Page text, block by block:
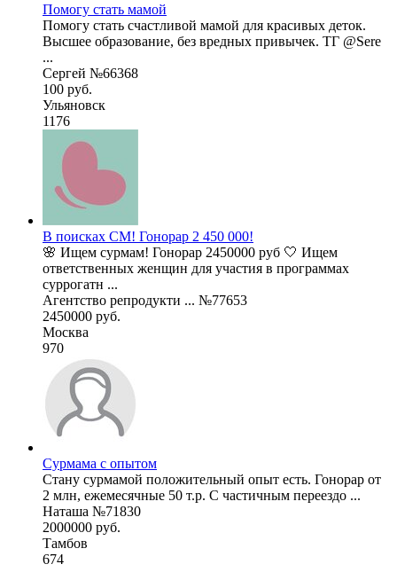
Помогу стать мамой
Помогу стать счастливой мамой для красивых деток.
Высшее образование, без вредных привычек. ТГ @Sere
...
Сергей №66368
100 руб.
Ульяновск
1176
В поисках СМ! Гонорар 2 450 000!
🌸 Ищем сурмам! Гонорар 2450000 руб 🤍 Ищем
ответственных женщин для участия в программах
суррогатн ...
Агентство репродукти ... №77653
2450000 руб.
Москва
970
Сурмама с опытом
Стану сурмамой положительный опыт есть. Гонорар от
2 млн, ежемесячные 50 т.р. С частичным переездо ...
Наташа №71830
2000000 руб.
Тамбов
674